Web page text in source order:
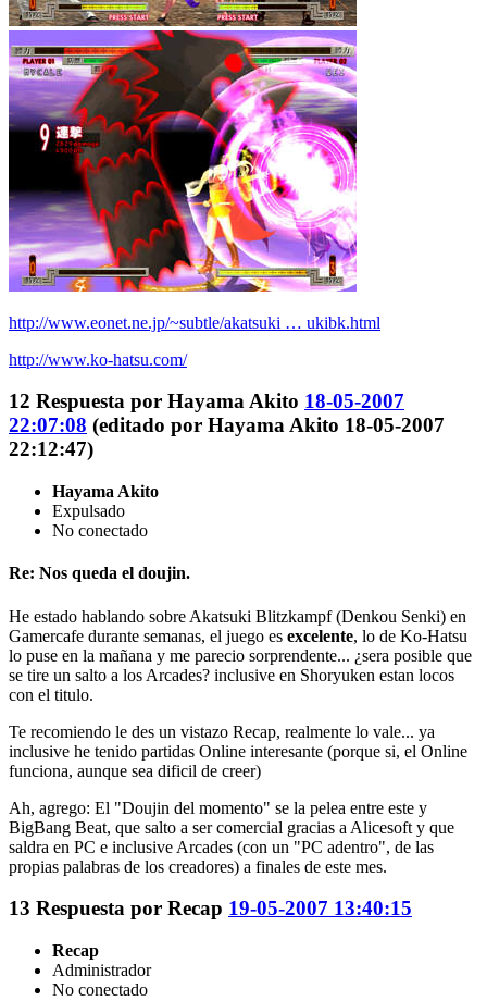
http://www.eonet.ne.jp/~subtle/akatsuki … ukibk.html
http://www.ko-hatsu.com/
12 Respuesta por Hayama Akito 18-05-2007
22:07:08 (editado por Hayama Akito 18-05-2007
22:12:47)
Hayama Akito
Expulsado
No conectado
Re: Nos queda el doujin.
He estado hablando sobre Akatsuki Blitzkampf (Denkou Senki) en
Gamercafe durante semanas, el juego es excelente, lo de Ko-Hatsu
lo puse en la mañana y me parecio sorprendente... ¿sera posible que
se tire un salto a los Arcades? inclusive en Shoryuken estan locos
con el titulo.
Te recomiendo le des un vistazo Recap, realmente lo vale... ya
inclusive he tenido partidas Online interesante (porque si, el Online
funciona, aunque sea dificil de creer)
Ah, agrego: El "Doujin del momento" se la pelea entre este y
BigBang Beat, que salto a ser comercial gracias a Alicesoft y que
saldra en PC e inclusive Arcades (con un "PC adentro", de las
propias palabras de los creadores) a finales de este mes.
13 Respuesta por Recap 19-05-2007 13:40:15
Recap
Administrador
No conectado